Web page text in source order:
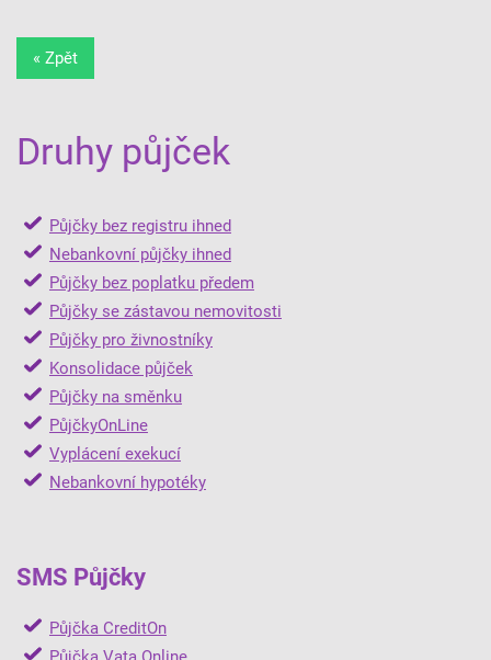
« Zpět
Druhy půjček
Půjčky bez registru ihned
Nebankovní půjčky ihned
Půjčky bez poplatku předem
Půjčky se zástavou nemovitosti
Půjčky pro živnostníky
Konsolidace půjček
Půjčky na směnku
PůjčkyOnLine
Vyplácení exekucí
Nebankovní hypotéky
SMS Půjčky
Půjčka CreditOn